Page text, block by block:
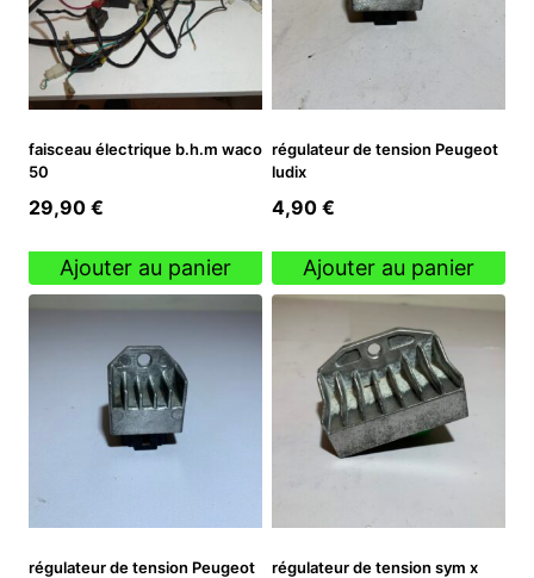
faisceau électrique b.h.m waco
50
29,90 €
Ajouter au panier
régulateur de tension Peugeot
ludix
4,90 €
Ajouter au panier
régulateur de tension Peugeot
régulateur de tension sym x